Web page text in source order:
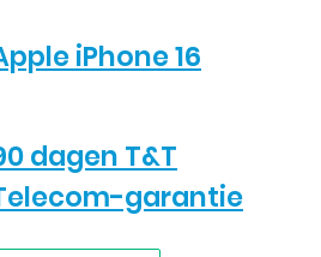
iPhone 16
dagen T&T
garantie